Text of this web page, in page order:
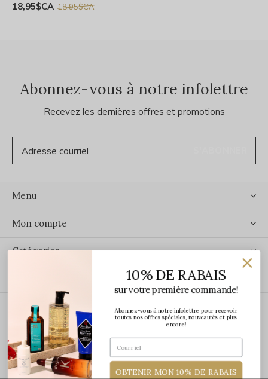
18,95$CA 18,95$CA
Abonnez-vous à notre infolettre
Recevez les dernières offres et promotions
Menu
Mon compte
Catégories
ÉCRIVEZ-NOUS
10% DE RABAIS
sur votre première commande!
Abonnez-vous à notre infolettre pour recevoir
toutes nos offres spéciales, nouveautés et plus
encore!
OBTENIR MON 10% DE RABAIS